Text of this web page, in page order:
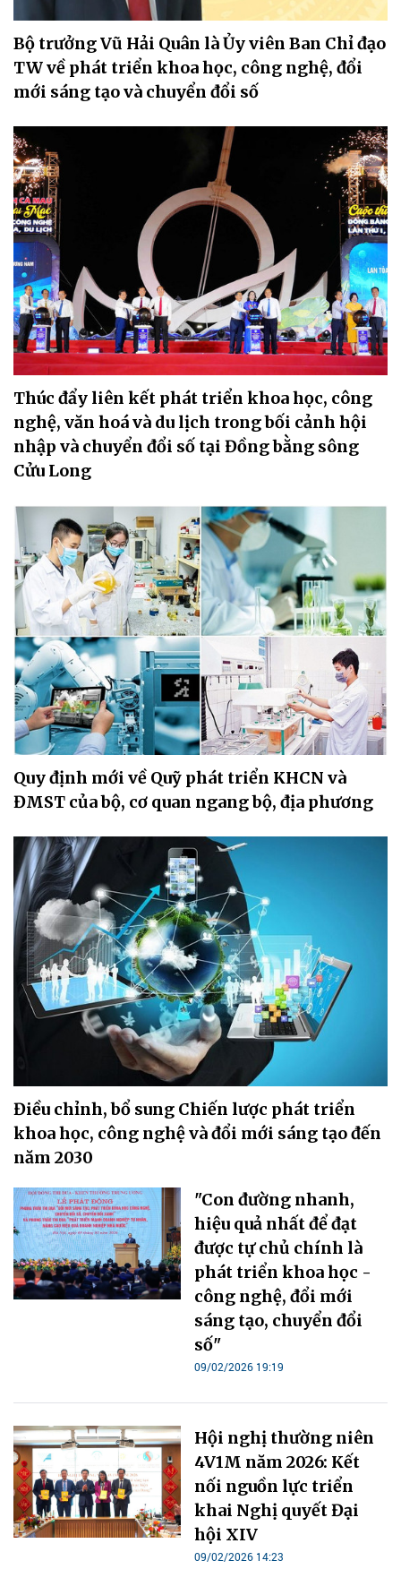
Bộ trưởng Vũ Hải Quân là Ủy viên Ban Chỉ đạo
TW về phát triển khoa học, công nghệ, đổi
mới sáng tạo và chuyển đổi số
Thúc đẩy liên kết phát triển khoa học, công
nghệ, văn hoá và du lịch trong bối cảnh hội
nhập và chuyển đổi số tại Đồng bằng sông
Cửu Long
Quy định mới về Quỹ phát triển KHCN và
ĐMST của bộ, cơ quan ngang bộ, địa phương
Điều chỉnh, bổ sung Chiến lược phát triển
khoa học, công nghệ và đổi mới sáng tạo đến
năm 2030
"Con đường nhanh,
hiệu quả nhất để đạt
được tự chủ chính là
phát triển khoa học -
công nghệ, đổi mới
sáng tạo, chuyển đổi
số"
09/02/2026 19:19
Hội nghị thường niên
4V1M năm 2026: Kết
nối nguồn lực triển
khai Nghị quyết Đại
hội XIV
09/02/2026 14:23